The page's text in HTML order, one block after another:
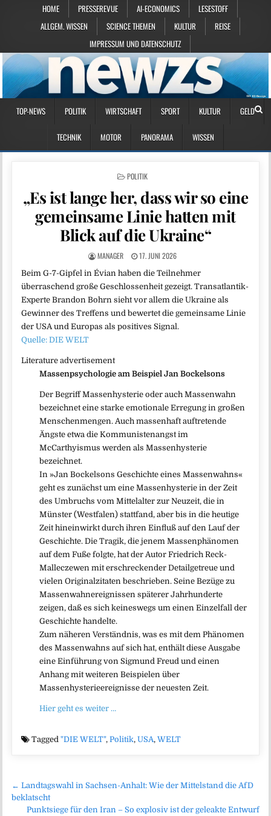
HOME PRESSEREVUE AI-ECONOMICS
LESESTOFF
ALLGEM. WISSEN
SCIENCE THEMEN KULTUR
REISE
IMPRESSUM UND DATENSCHUTZ
TOP-NEWS POLITIK WIRTSCHAFT SPORT KULTUR GELD
TECHNIK MOTOR PANORAMA WISSEN
POSTED IN
POLITIK
„Es ist lange her, dass wir so eine
gemeinsame Linie hatten mit
Blick auf die Ukraine“
MANAGER 17. JUNI 2026
Beim G-7-Gipfel in Évian haben die Teilnehmer
überraschend große Geschlossenheit gezeigt. Transatlantik-
Experte Brandon Bohrn sieht vor allem die Ukraine als
Gewinner des Treffens und bewertet die gemeinsame Linie
der USA und Europas als positives Signal.
Quelle: DIE WELT
Literature advertisement
Massenpsychologie am Beispiel Jan Bockelsons
Der Begriff Massenhysterie oder auch Massenwahn
bezeichnet eine starke emotionale Erregung in großen
Menschenmengen. Auch massenhaft auftretende
Ängste etwa die Kommunistenangst im
McCarthyismus werden als Massenhysterie
bezeichnet.
In »Jan Bockelsons Geschichte eines Massenwahns«
geht es zunächst um eine Massenhysterie in der Zeit
des Umbruchs vom Mittelalter zur Neuzeit, die in
Münster (Westfalen) stattfand, aber bis in die heutige
Zeit hineinwirkt durch ihren Einfluß auf den Lauf der
Geschichte. Die Tragik, die jenem Massenphänomen
auf dem Fuße folgte, hat der Autor Friedrich Reck-
Malleczewen mit erschreckender Detailgetreue und
vielen Originalzitaten beschrieben. Seine Bezüge zu
Massenwahnereignissen späterer Jahrhunderte
zeigen, daß es sich keineswegs um einen Einzelfall der
Geschichte handelte.
Zum näheren Verständnis, was es mit dem Phänomen
des Massenwahns auf sich hat, enthält diese Ausgabe
eine Einführung von Sigmund Freud und einen
Anhang mit weiteren Beispielen über
Massenhysterieereignisse der neuesten Zeit.
Hier geht es weiter …
Tagged"DIE WELT",Politik,USA,WELT
Beitragsnavigation
← Landtagswahl in Sachsen-Anhalt: Wie der Mittelstand die AfD
beklatscht
Punktsiege für den Iran – So explosiv ist der geleakte Entwurf